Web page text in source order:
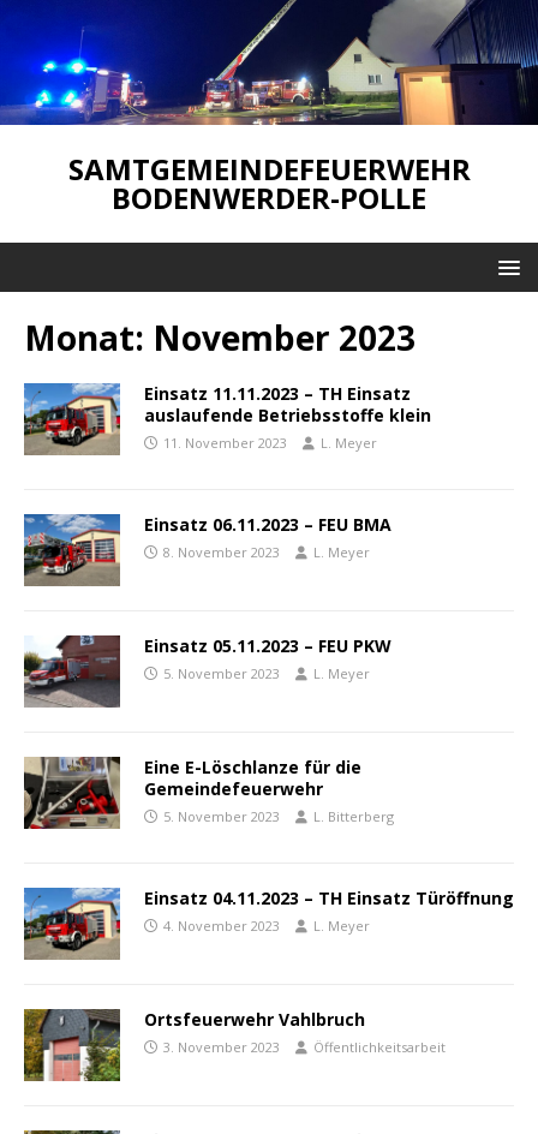
SAMTGEMEINDEFEUERWEHR
BODENWERDER-POLLE
Monat: November 2023
Einsatz 11.11.2023 – TH Einsatz
auslaufende Betriebsstoffe klein
11. November 2023 L. Meyer
Einsatz 06.11.2023 – FEU BMA
8. November 2023 L. Meyer
Einsatz 05.11.2023 – FEU PKW
5. November 2023 L. Meyer
Eine E-Löschlanze für die
Gemeindefeuerwehr
5. November 2023 L. Bitterberg
Einsatz 04.11.2023 – TH Einsatz Türöffnung
4. November 2023 L. Meyer
Ortsfeuerwehr Vahlbruch
3. November 2023 Öffentlichkeitsarbeit